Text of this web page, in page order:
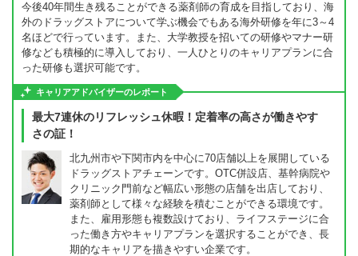
今後40年間生き残ることができる薬剤師の育成を目指しており、海
外のドラッグストアについて学ぶ機会でもある海外研修を年に3～4
名ほどで行っています。また、大学教授を招いての研修やマナー研
修なども積極的に導入しており、一人ひとりのキャリアプランに合
った研修も選択可能です。
キャリアアドバイザーのレポート
最大7連休のリフレッシュ休暇！定着率の高さが働きやす
さの証！
北九州市や下関市内を中心に70店舗以上を展開している
ドラッグストアチェーンです。OTC併設店、基幹病院や
クリニック門前など幅広い形態の店舗を出店しており、
薬剤師として様々な経験を積むことができる環境です。
また、雇用形態も複数設けており、ライフステージに合
った働き方やキャリアプランを選択することができ、長
期的なキャリアを描きやすい企業です。